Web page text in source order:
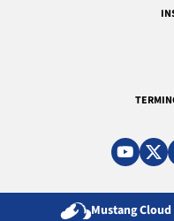
Mustang Cloud